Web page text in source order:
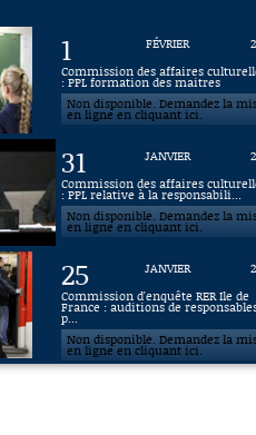
1 FÉVRIER
Commission des affaires
: PPL formation des maitres
Non disponible. Demandez la
en ligne en cliquant ici.
31 JANVIER
Commission des affaires
: PPL relative à la responsabili...
Non disponible. Demandez la
en ligne en cliquant ici.
25 JANVIER
Commission d'enquête RER Ile de
France : auditions de
p...
Non disponible. Demandez la
en ligne en cliquant ici.